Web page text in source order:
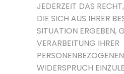
JEDERZEIT DAS
DIE SICH AUS IHRER
SITUATION ERGEBEN,
VERARBEITUNG IHRER
WIDERSPRUCH